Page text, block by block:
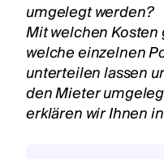
umgelegt werden?
Mit welchen
welche einzelnen
unterteilen lassen
den Mieter
erklären wir Ihnen